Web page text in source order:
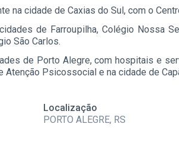
na cidade de Caxias do Sul, com o
de Farroupilha, Colégio Nossa
São Carlos.
de Porto Alegre, com hospitais e
Psicossocial e na cidade de
Localização
PORTO ALEGRE, RS